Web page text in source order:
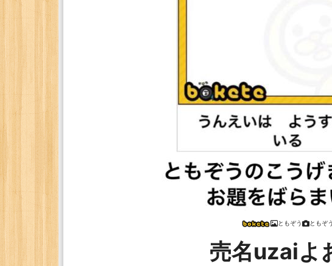
ともぞう ともぞう
売名uzaiよ